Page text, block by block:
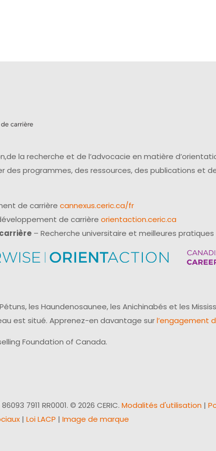
la recherche et de l’advocacie en matière
des programmes, des ressources, des publications et
de carrière cannexus.ceric.ca/fr
de carrière orientaction.ceric.ca
– Recherche universitaire et meilleures pratiques
les Haundenosaunee, les Anichinabés et les
est situé. Apprenez-en davantage surl’engagement
Foundation of Canada.
7911 RR0001. © 2026 CERIC. Modalités d'utilisation |
| Loi LACP | Image de marque